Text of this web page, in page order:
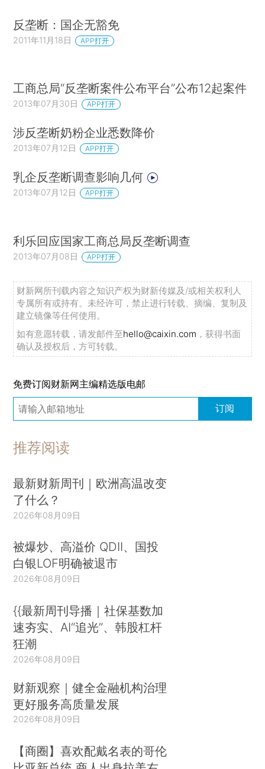
反垄断：国企无豁免
2011年11月18日 APP打开
工商总局“反垄断案件公布平台”公布12起案件
2013年07月30日 APP打开
涉反垄断奶粉企业悉数降价
2013年07月12日 APP打开
乳企反垄断调查影响几何
2013年07月12日 APP打开
利乐回应国家工商总局反垄断调查
2013年07月08日 APP打开
财新网所刊载内容之知识产权为财新传媒及/或相关权利人
专属所有或持有。未经许可，禁止进行转载、摘编、复制及
建立镜像等任何使用。
如有意愿转载，请发邮件至hello@caixin.com ，获得书面
确认及授权后，方可转载。
免费订阅财新网主编精选版电邮
订阅
推荐阅读
最新财新周刊｜欧洲高温改变
了什么？
2026年08月09日
被爆炒、高溢价 QDII、国投
白银LOF明确被退市
2026年08月09日
{{最新周刊导播｜社保基数加
速夯实、AI“追光”、韩股杠杆
狂潮
2026年08月09日
财新观察｜健全金融机构治理
更好服务高质量发展
2026年08月09日
【商圈】喜欢配戴名表的哥伦